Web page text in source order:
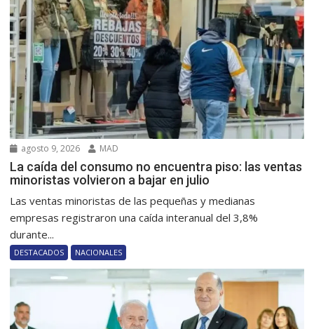
agosto 9, 2026 MAD
La caída del consumo no encuentra piso: las ventas
minoristas volvieron a bajar en julio
Las ventas minoristas de las pequeñas y medianas
empresas registraron una caída interanual del 3,8%
durante...
DESTACADOS NACIONALES